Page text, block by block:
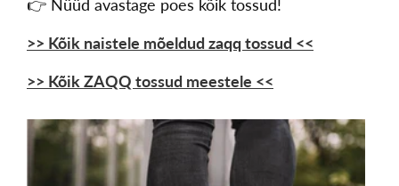
👉 Nüüd avastage poes kõik tossud!
>> Kõik naistele mõeldud zaqq tossud <<
>> Kõik ZAQQ tossud meestele <<